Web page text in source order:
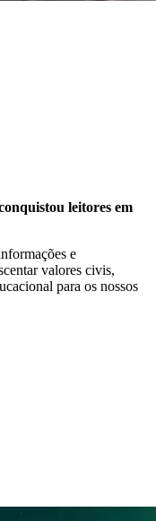
leitores em
e
valores civis,
para os nossos